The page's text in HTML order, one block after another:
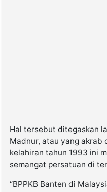
Hal tersebut ditegaskan
Madnur, atau yang akrab
kelahiran tahun 1993 ini
semangat persatuan di
“BPPKB Banten di